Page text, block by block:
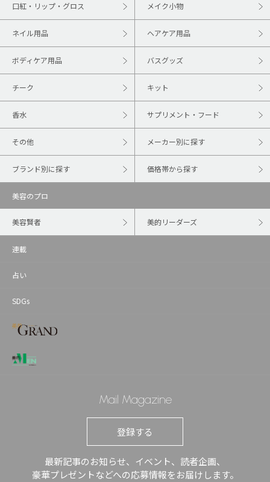
口紅・リップ・グロス メイク小物
ネイル用品 ヘアケア用品
ボディケア用品 バスグッズ
チーク キット
香水 サプリメント・フード
その他 メーカー別に探す
ブランド別に探す 価格帯から探す
美容のプロ
美容賢者 美的リーダーズ
連載
占い
SDGs
Mail Magazine
登録する
最新記事のお知らせ、イベント、読者企画、
豪華プレゼントなどへの応募情報をお届けします。